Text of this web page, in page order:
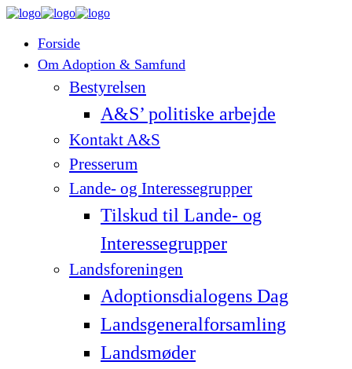
Forside
Om Adoption & Samfund
Bestyrelsen
A&S’ politiske arbejde
Kontakt A&S
Presserum
Lande- og Interessegrupper
Tilskud til Lande- og
Interessegrupper
Landsforeningen
Adoptionsdialogens Dag
Landsgeneralforsamling
Landsmøder